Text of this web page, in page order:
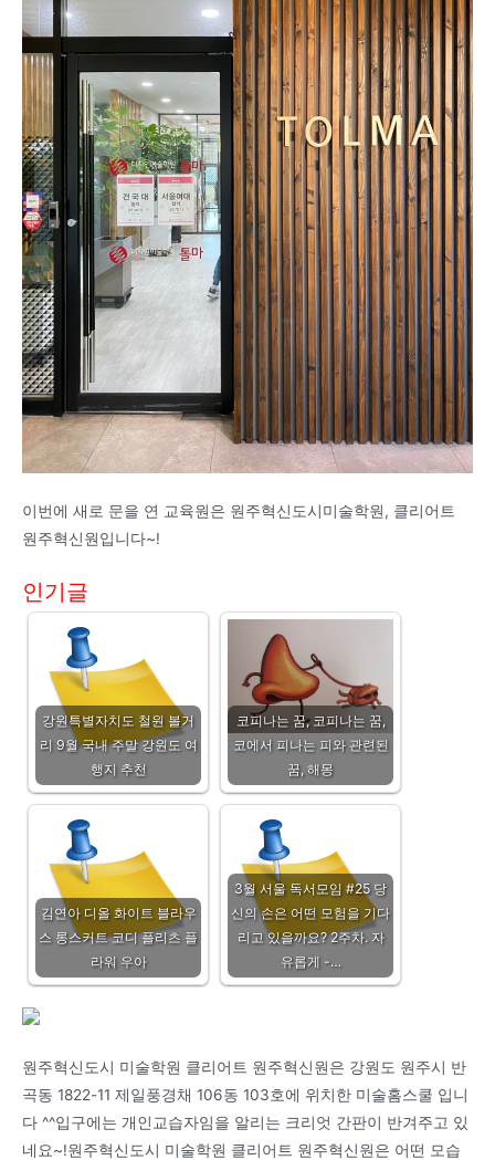
이번에 새로 문을 연 교육원은 원주혁신도시미술학원, 클리어트
원주혁신원입니다~!
인기글
강원특별자치도 철원 볼거
리 9월 국내 주말 강원도 여
행지 추천
코피나는 꿈, 코피나는 꿈,
코에서 피나는 피와 관련된
꿈, 해몽
김연아 디올 화이트 블라우
스 롱스커트 코디 플리츠 플
라워 우아
3월 서울 독서모임 #25 당
신의 손은 어떤 모험을 기다
리고 있을까요? 2주차. 자
유롭게 -…
원주혁신도시 미술학원 클리어트 원주혁신원은 강원도 원주시 반
곡동 1822-11 제일풍경채 106동 103호에 위치한 미술홈스쿨 입니
다 ^^입구에는 개인교습자임을 알리는 크리엇 간판이 반겨주고 있
네요~!원주혁신도시 미술학원 클리어트 원주혁신원은 어떤 모습